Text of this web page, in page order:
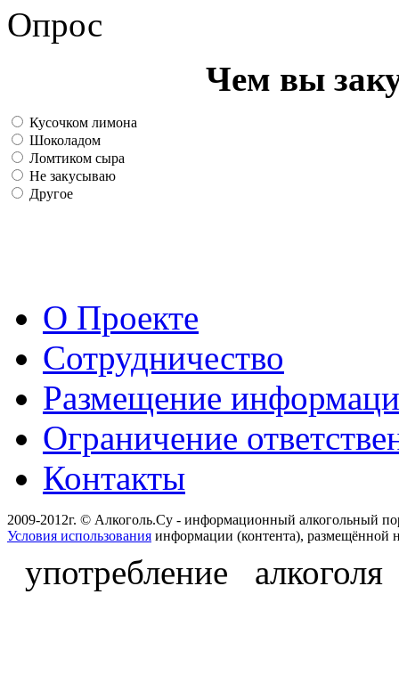
Опрос
Чем вы
Кусочком лимона
Шоколадом
Ломтиком сыра
Не закусываю
Другое
О Проекте
Сотрудничество
Размещение
Ограничение
Контакты
2009-2012г. © Алкоголь.Су - информационный алкогольный
Условия использования информации (контента), размещённой
употребление